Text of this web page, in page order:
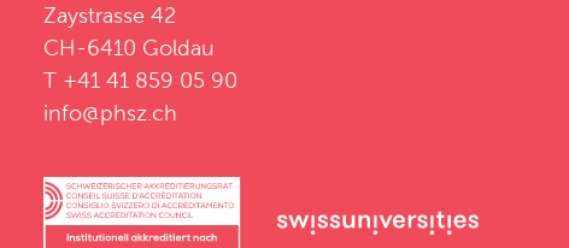
Zaystrasse 42
CH-6410 Goldau
T +41 41 859 05 90
info@phsz.ch